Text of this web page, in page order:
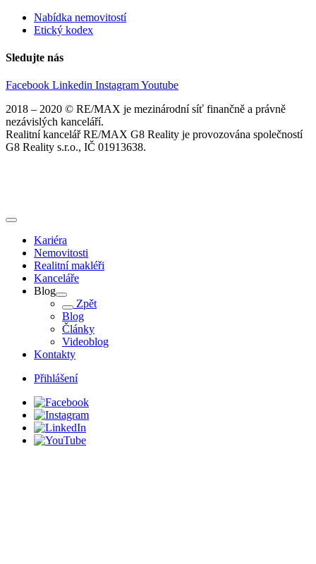
Nabídka nemovitostí
Etický kodex
Sledujte nás
Facebook Linkedin InstagramYoutube
2018 – 2020 © RE/MAX je mezinárodní síť finančně a právně
nezávislých kanceláří.
Realitní kancelář RE/MAX G8 Reality je provozována společností
G8 Reality s.r.o., IČ 01913638.
Kariéra
Nemovitosti
Realitní makléři
Kanceláře
Blog
Zpět
Blog
Články
Videoblog
Kontakty
Přihlášení